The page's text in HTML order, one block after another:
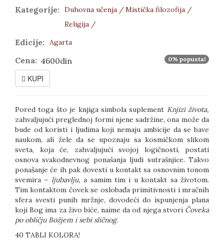
Kategorije: Duhovna učenja /Mistička filozofija /
Religija /
Edicije: Agarta
Cena: 4600din 0% popusta!
KUPI
Pored toga što je knjiga simbola suplement Knjizi života,
zahvaljujući preglednoj formi njene sadržine, ona može da
bude od koristi i ljudima koji nemaju ambicije da se bave
naukom, ali žele da se upoznaju sa kosmičkom slikom
sveta, koja će, zahvaljujući svojoj logičnosti, postati
osnova svakodnevnog ponašanja ljudi sutrašnjice. Takvo
ponašanje će ih pak dovesti u kontakt sa osnovnim tonom
svemira – ljubavlju, a samim tim i u kontakt sa životom.
Tim kontaktom čovek se oslobađa primitivnosti i mračnih
sfera svesti punih mržnje, dovodeći do ispunjenja plana
koji Bog ima za živo biće, naime da od njega stvori Čoveka
po obličju Božjem i sebi sličnog.
40 TABLI KOLORA!